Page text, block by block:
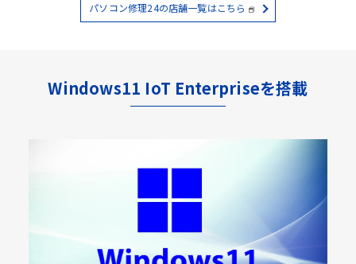
パソコン修理24の店舗一覧はこちら
Windows11 IoT Enterpriseを搭載